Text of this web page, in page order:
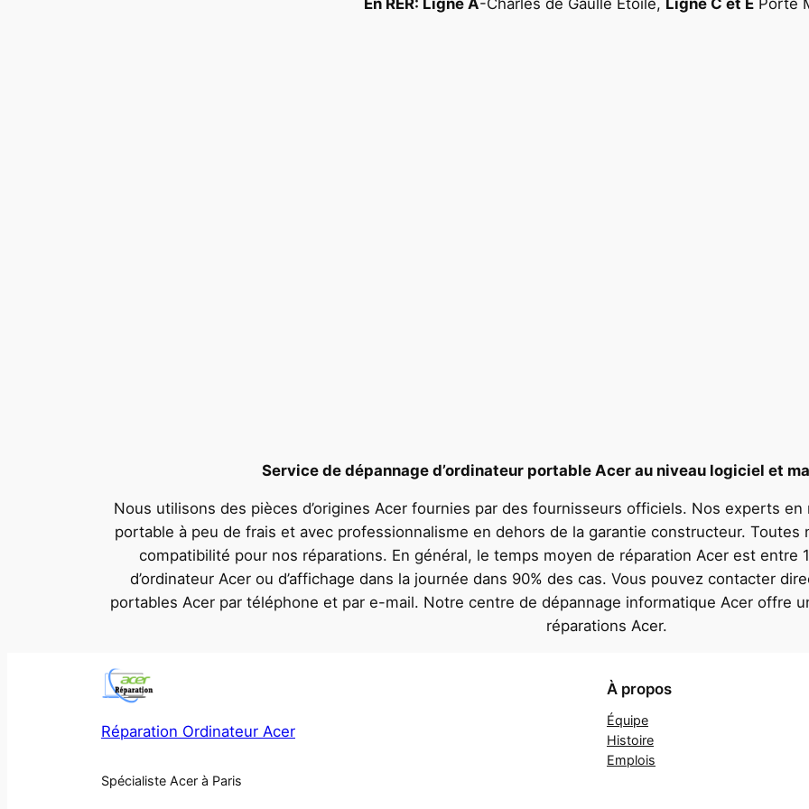
En RER: Ligne A-Charles de Gaulle Étoile, Ligne C et E Porte
Service de dépannage d’ordinateur portable Acer au niveau logiciel et
Nous utilisons des pièces d’origines Acer fournies par des fournisseurs officiels. Nos experts
portable à peu de frais et avec professionnalisme en dehors de la garantie constructeur.
compatibilité pour nos réparations. En général, le temps moyen de réparation Acer est entre
d’ordinateur Acer ou d’affichage dans la journée dans 90% des cas. Vous pouvez contacter
portables Acer par téléphone et par e-mail. Notre centre de dépannage informatique Acer offre
réparations Acer.
Réparation Ordinateur Acer
Spécialiste Acer à Paris
À propos
Équipe
Histoire
Emplois